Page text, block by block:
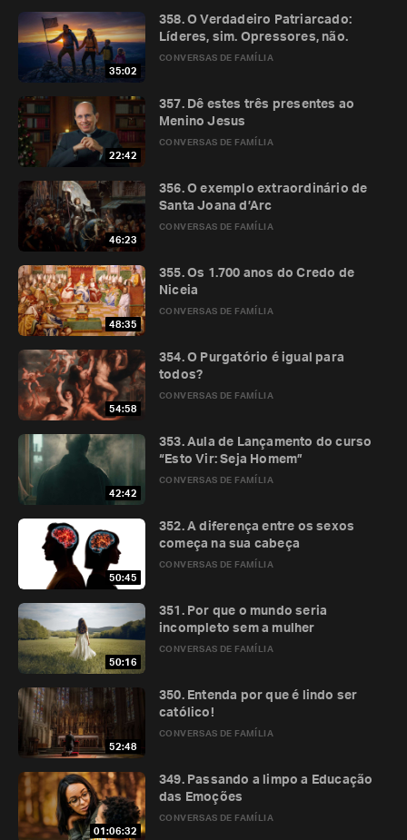
35:02
CONVERSAS DE FAMÍLIA
358. O Verdadeiro Patriarcado:
Líderes, sim. Opressores, não.
22:42
CONVERSAS DE FAMÍLIA
357. Dê estes três presentes ao
Menino Jesus
46:23
CONVERSAS DE FAMÍLIA
356. O exemplo extraordinário de
Santa Joana d’Arc
48:35
CONVERSAS DE FAMÍLIA
355. Os 1.700 anos do Credo de
Niceia
54:58
CONVERSAS DE FAMÍLIA
354. O Purgatório é igual para
todos?
42:42
CONVERSAS DE FAMÍLIA
353. Aula de Lançamento do curso
“Esto Vir: Seja Homem”
50:45
CONVERSAS DE FAMÍLIA
352. A diferença entre os sexos
começa na sua cabeça
50:16
CONVERSAS DE FAMÍLIA
351. Por que o mundo seria
incompleto sem a mulher
52:48
CONVERSAS DE FAMÍLIA
350. Entenda por que é lindo ser
católico!
01:06:32
CONVERSAS DE FAMÍLIA
349. Passando a limpo a Educação
das Emoções